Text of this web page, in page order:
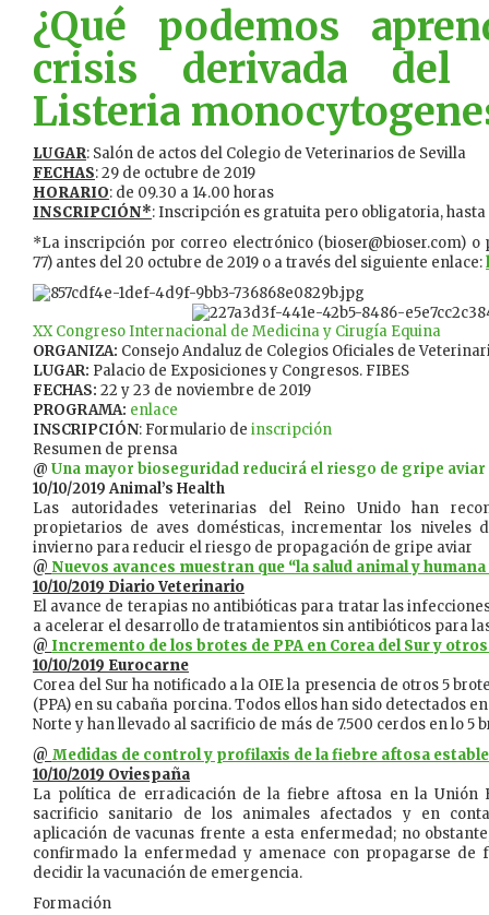
¿Qué podemos
crisis derivada del
Listeria
LUGAR: Salón de actos del Colegio de Veterinarios de Sevilla
FECHAS: 29 de octubre de 2019
HORARIO: de 09.30 a 14.00 horas
INSCRIPCIÓN*: Inscripción es gratuita pero obligatoria,
*La inscripción por correo electrónico (bioser@bioser.com) o
77) antes del 20 octubre de 2019 o a través del siguiente enlace:
XX Congreso Internacional de Medicina y Cirugía Equina
ORGANIZA: Consejo Andaluz de Colegios Oficiales de
LUGAR: Palacio de Exposiciones y Congresos. FIBES
FECHAS: 22 y 23 de noviembre de 2019
PROGRAMA: enlace
INSCRIPCIÓN: Formulario de inscripción
Resumen de prensa
@ Una mayor bioseguridad reducirá el riesgo de gripe
10/10/2019 Animal’s Health
Las autoridades veterinarias del Reino Unido han
propietarios de aves domésticas, incrementar los niveles
invierno para reducir el riesgo de propagación de gripe aviar
@ Nuevos avances muestran que “la salud animal y humana
10/10/2019 Diario Veterinario
El avance de terapias no antibióticas para tratar las
a acelerar el desarrollo de tratamientos sin antibióticos para
@ Incremento de los brotes de PPA en Corea del Sur y
10/10/2019 Eurocarne
Corea del Sur ha notificado a la OIE la presencia de otros 5
(PPA) en su cabaña porcina. Todos ellos han sido detectados
Norte y han llevado al sacrificio de más de 7.500 cerdos en lo 5
@ Medidas de control y profilaxis de la fiebre aftosa
10/10/2019 Oviespaña
La política de erradicación de la fiebre aftosa en la Unión
sacrificio sanitario de los animales afectados y en
aplicación de vacunas frente a esta enfermedad; no
confirmado la enfermedad y amenace con propagarse de
decidir la vacunación de emergencia.
Formación